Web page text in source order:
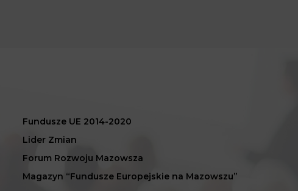
Fundusze UE 2014-2020
Lider Zmian
Forum Rozwoju Mazowsza
Magazyn “Fundusze Europejskie na Mazowszu”